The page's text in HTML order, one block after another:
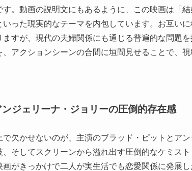
。動画の説明文にもあるように、この映画は「
いった現実的なテーマを内包しています。お互い
すが、現代の夫婦関係にも通じる普遍的な問題
アクションシーンの合間に垣間見せることで、
ジェリーナ・ジョリーの圧倒的存在感
欠かせないのが、主演のブラッド・ピットとア
そしてスクリーンから溢れ出す圧倒的なケミス
がきっかけで二人が実生活でも恋愛関係に発展